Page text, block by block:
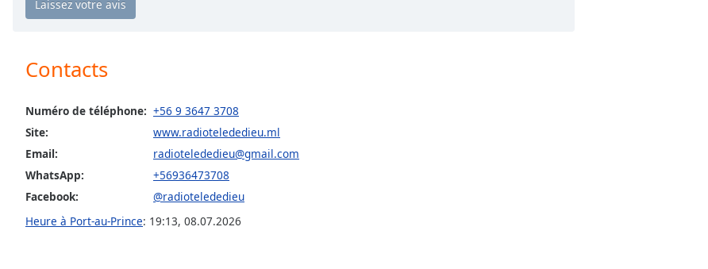
Audio
Picture-
in-
Fullscreen
modal
window.
Beginning
Contacts
Numéro de téléphone: +56 9 3647 3708
Site:
www.radiotelededieu.ml
Email:
radiotelededieu@gmail.com
WhatsApp:
+56936473708
Facebook:
@radiotelededieu
Heure à Port-au-Prince: 19:13, 08.07.2026